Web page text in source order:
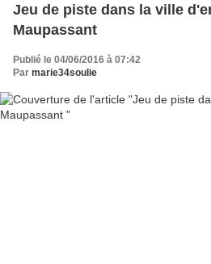
Jeu de piste dans la ville
Maupassant
Publié le 04/06/2016 à 07:42
Par marie34soulie